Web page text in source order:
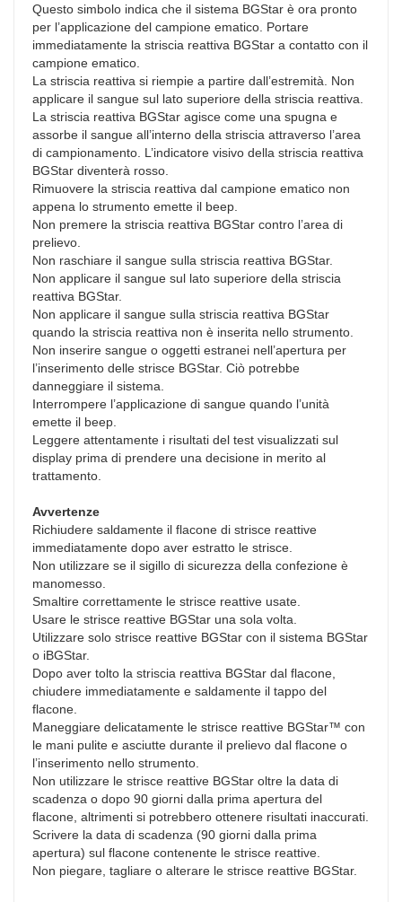
Questo simbolo indica che il sistema BGStar è ora pronto
per l’applicazione del campione ematico. Portare
immediatamente la striscia reattiva BGStar a contatto con il
campione ematico.
La striscia reattiva si riempie a partire dall’estremità. Non
applicare il sangue sul lato superiore della striscia reattiva.
La striscia reattiva BGStar agisce come una spugna e
assorbe il sangue all’interno della striscia attraverso l’area
di campionamento. L’indicatore visivo della striscia reattiva
BGStar diventerà rosso.
Rimuovere la striscia reattiva dal campione ematico non
appena lo strumento emette il beep.
Non premere la striscia reattiva BGStar contro l’area di
prelievo.
Non raschiare il sangue sulla striscia reattiva BGStar.
Non applicare il sangue sul lato superiore della striscia
reattiva BGStar.
Non applicare il sangue sulla striscia reattiva BGStar
quando la striscia reattiva non è inserita nello strumento.
Non inserire sangue o oggetti estranei nell’apertura per
l’inserimento delle strisce BGStar. Ciò potrebbe
danneggiare il sistema.
Interrompere l’applicazione di sangue quando l’unità
emette il beep.
Leggere attentamente i risultati del test visualizzati sul
display prima di prendere una decisione in merito al
trattamento.
Avvertenze
Richiudere saldamente il flacone di strisce reattive
immediatamente dopo aver estratto le strisce.
Non utilizzare se il sigillo di sicurezza della confezione è
manomesso.
Smaltire correttamente le strisce reattive usate.
Usare le strisce reattive BGStar una sola volta.
Utilizzare solo strisce reattive BGStar con il sistema BGStar
o iBGStar.
Dopo aver tolto la striscia reattiva BGStar dal flacone,
chiudere immediatamente e saldamente il tappo del
flacone.
Maneggiare delicatamente le strisce reattive BGStar™ con
le mani pulite e asciutte durante il prelievo dal flacone o
l’inserimento nello strumento.
Non utilizzare le strisce reattive BGStar oltre la data di
scadenza o dopo 90 giorni dalla prima apertura del
flacone, altrimenti si potrebbero ottenere risultati inaccurati.
Scrivere la data di scadenza (90 giorni dalla prima
apertura) sul flacone contenente le strisce reattive.
Non piegare, tagliare o alterare le strisce reattive BGStar.